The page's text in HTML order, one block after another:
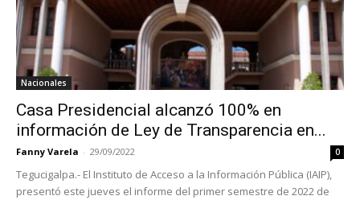
Nacionales
Casa Presidencial alcanzó 100% en
información de Ley de Transparencia en...
Fanny Varela - 29/09/2022 0
Tegucigalpa.- El Instituto de Acceso a la Información Pública (IAIP),
presentó este jueves el informe del primer semestre de 2022 de